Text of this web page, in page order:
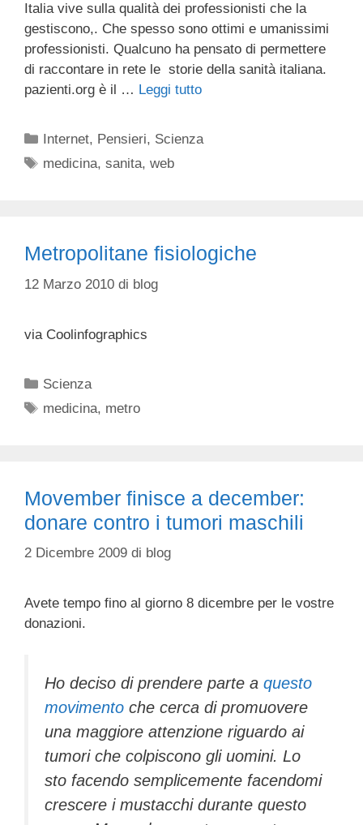
Italia vive sulla qualità dei professionisti che la
gestiscono,. Che spesso sono ottimi e umanissimi
professionisti. Qualcuno ha pensato di permettere
di raccontare in rete le storie della sanità italiana.
pazienti.org è il … Leggi tutto
Categorie
Internet, Pensieri, Scienza
Tag
medicina,sanita,web
Metropolitane fisiologiche
12 Marzo 2010 di blog
via Coolinfographics
Categorie
Scienza
Tag
medicina, metro
Movember finisce a december:
donare contro i tumori maschili
2 Dicembre 2009 di blog
Avete tempo fino al giorno 8 dicembre per le vostre
donazioni.
Ho deciso di prendere parte a questo
movimento che cerca di promuovere
una maggiore attenzione riguardo ai
tumori che colpiscono gli uomini. Lo
sto facendo semplicemente facendomi
crescere i mustacchi durante questo